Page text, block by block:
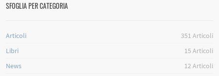
SFOGLIA PER CATEGORIA
Articoli 351 Articoli
Libri
15 Articoli
News
12Articoli